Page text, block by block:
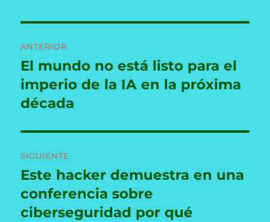
de
entradas
ANTERIOR
Entrada
anterior:
El mundo no está listo para el
imperio de la IA en la próxima
década
SIGUIENTE
Entrada
siguiente:
Este hacker demuestra en una
conferencia sobre
ciberseguridad por qué